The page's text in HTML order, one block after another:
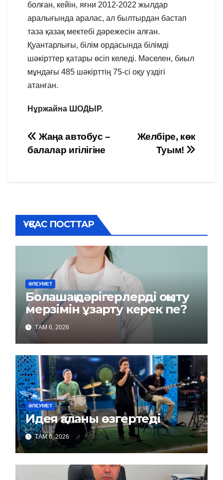
болған, кейін, яғни 2012-2022 жылдар
аралығында аралас, ал былтырдан бастап
таза қазақ мектебі дәрежесін алған.
Қуантарлығы, білім ордасында білімді
шәкірттер қатары өсіп келеді. Мәселен, биыл
мұндағы 485 шәкірттің 75-сі оқу үздігі
атанған.
Нұржайна ШОДЫР.
Навигация
Желбіре, көк
Туым!
Жаңа автобус –
балалар игілігіне
ҰҚСАС ПОСТТАР
ӘЛЕУМЕТ
Болашақ дәрігерлерді оқыту
мерзімін ұзарту керек пе?
ТАМ 6, 2026
ӘЛЕУМЕТ
Идея қаланы өзгертеді
ТАМ 6, 2026